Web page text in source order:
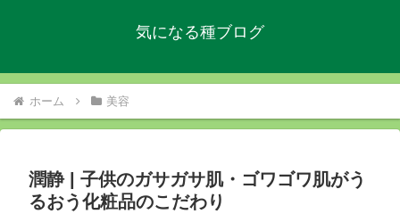
気になる種ブログ
ホーム 美容
潤静 | 子供のガサガサ肌・ゴワゴワ肌がう
るおう化粧品のこだわり